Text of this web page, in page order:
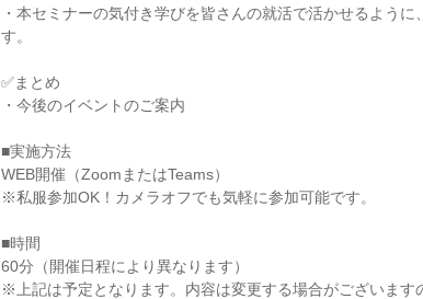
・本セミナーの気付き学びを皆さんの就活で活かせるよう
す。
✅まとめ
・今後のイベントのご案内
■実施方法
WEB開催（ZoomまたはTeams）
※私服参加OK！カメラオフでも気軽に参加可能です。
■時間
60分（開催日程により異なります）
※上記は予定となります。内容は変更する場合がございます